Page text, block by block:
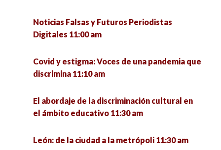
Problem 6:00 pm
2018-2019 6:00 pm
perspectivas críticas 6:30 pm
Doctorado en México 7:00 pm
alimentaria. 12:00 pm
espíritu 12:00 pm
12:30 pm
social 12:30 pm
Noticias Falsas y Futuros Periodistas
Digitales 11:00 am
Covid y estigma: Voces de una pandemia que
discrimina 11:10 am
El abordaje de la discriminación cultural en
el ámbito educativo 11:30 am
León: de la ciudad a la metrópoli 11:30 am